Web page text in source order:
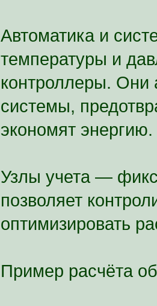
Автоматика и
температуры и
контроллеры. Они
системы,
экономят энергию.
Узлы учета —
позволяет
оптимизировать
Пример расчёта